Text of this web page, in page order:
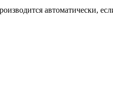
автоматически,